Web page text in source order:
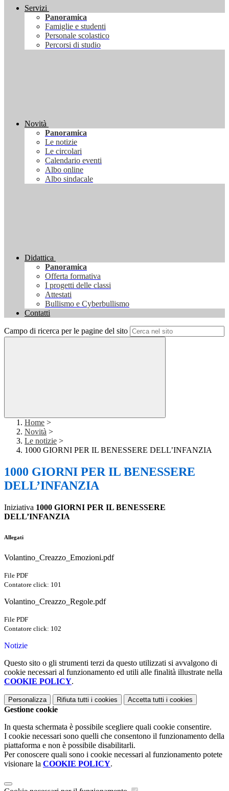
Servizi
Panoramica
Famiglie e studenti
Personale scolastico
Percorsi di studio
Novità
Panoramica
Le notizie
Le circolari
Calendario eventi
Albo online
Albo sindacale
Didattica
Panoramica
Offerta formativa
I progetti delle classi
Attestati
Bullismo e Cyberbullismo
Contatti
Campo di ricerca per le pagine del sito
Home >
Novità >
Le notizie >
1000 GIORNI PER IL BENESSERE DELL’INFANZIA
1000 GIORNI PER IL BENESSERE
DELL’INFANZIA
Iniziativa 1000 GIORNI PER IL BENESSERE
DELL’INFANZIA
Allegati
Volantino_Creazzo_Emozioni.pdf
File PDF
Contatore click: 101
Volantino_Creazzo_Regole.pdf
File PDF
Contatore click: 102
Notizie
Questo sito o gli strumenti terzi da questo utilizzati si avvalgono di
cookie necessari al funzionamento ed utili alle finalità illustrate nella
COOKIE POLICY.
Personalizza Rifiuta tutti i cookies Accetta tutti i cookies
Gestione cookie
In questa schermata è possibile scegliere quali cookie consentire.
I cookie necessari sono quelli che consentono il funzionamento della
piattaforma e non è possibile disabilitarli.
Per conoscere quali sono i cookie necessari al funzionamento potete
visionare la COOKIE POLICY.